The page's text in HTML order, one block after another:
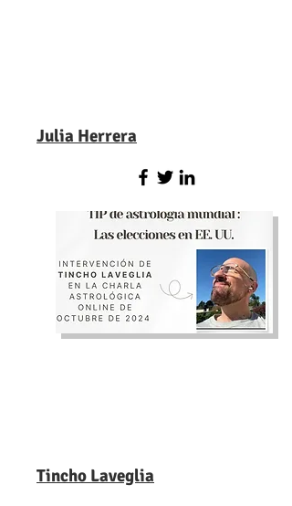
Julia Herrera
Tincho Laveglia